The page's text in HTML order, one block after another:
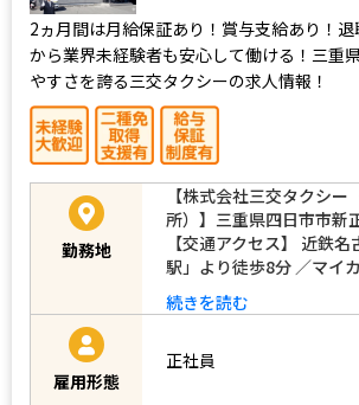
2ヵ月間は月給保証あり！賞与支給あり！
から業界未経験者も安心して働ける！三重
やすさを誇る三交タクシーの求人情報！
勤務地
【株式会社三交タクシー
所）】三重県四日市市新
【交通アクセス】 近鉄
駅」より徒歩8分 ／マイ
続きを読む
雇用形態
正社員